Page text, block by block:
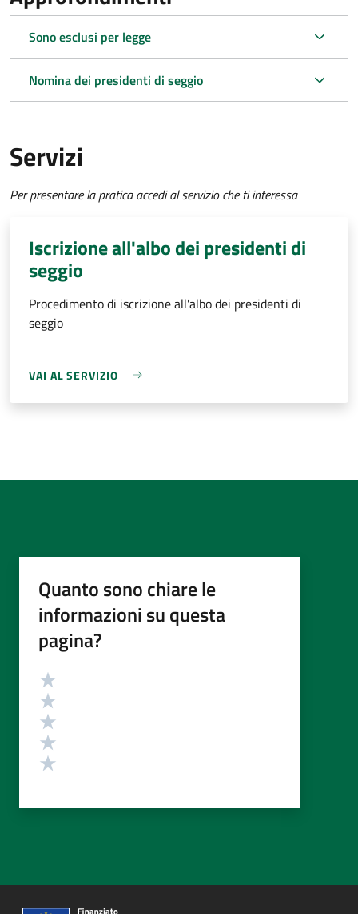
Sono esclusi per legge
Nomina dei presidenti di seggio
Servizi
Per presentare la pratica accedi al servizio che ti interessa
Iscrizione all'albo dei presidenti di
seggio
Procedimento di iscrizione all'albo dei presidenti di
seggio
VAI AL SERVIZIO
Quanto sono chiare le
informazioni su questa
pagina?
Valutazione